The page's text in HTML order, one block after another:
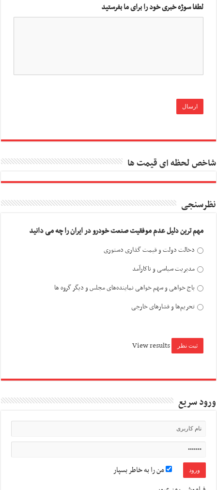
لطفا سوژه خبری خود را برای ما بفرستید
شاخص لحظه ای قیمت ها
نظرسنجی
مهم ترین دلیل عدم موفقیت صنعت خودرو در ایران را چه می دانید
دخالت دولت و قیمت گذاری دستوری
مدیریت سیاسی و ناکارآمد
باج خواهی و سهم خواهی نماینده‌های مجلس و دیگر گروه ها
تحریم‌ها و فشارهای خارجی
View results
ورود سریع
من را به خاطر بسپار